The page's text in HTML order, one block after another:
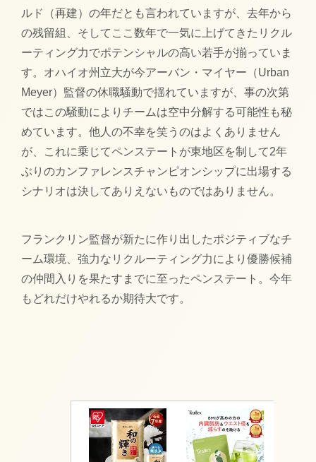
ルド（再建）の年だとも言われていますが、去年から
の残留組、そしてここ数年で一気に上げてきたリクル
ーティング力でポテンシャルの高い若手が揃っていま
す。オハイオ州立大が今アーバン・マイヤー（Urban
Meyer）監督の休職騒動で揺れていますが、事の次第
ではこの騒動によりチームは空中分解する可能性も秘
めています。他人の不幸を笑うのはよくありません
が、これに乗じてペンステートが東地区を制して2年
ぶりのカンファレンスチャンピオンシップに出場する
シナリオは決してありえないものではありません。
フランクリン監督が新たに作り出したポジティブなチ
ーム環境、強力なリクルーティング力により優勝候補
の仲間入りを果たすまでに至ったペンステート。今年
もどれだけやれるか期待大です。